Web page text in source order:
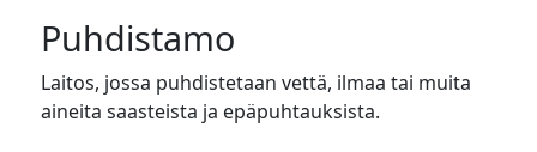
Puhdistamo
Laitos, jossa puhdistetaan vettä, ilmaa tai muita
aineita saasteista ja epäpuhtauksista.